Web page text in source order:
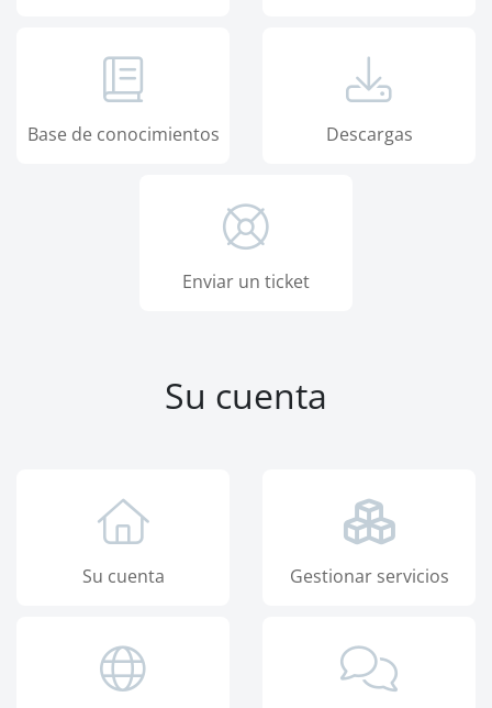
Base de conocimientos Descargas
Enviar un ticket
Su cuenta
Su cuenta Gestionar servicios